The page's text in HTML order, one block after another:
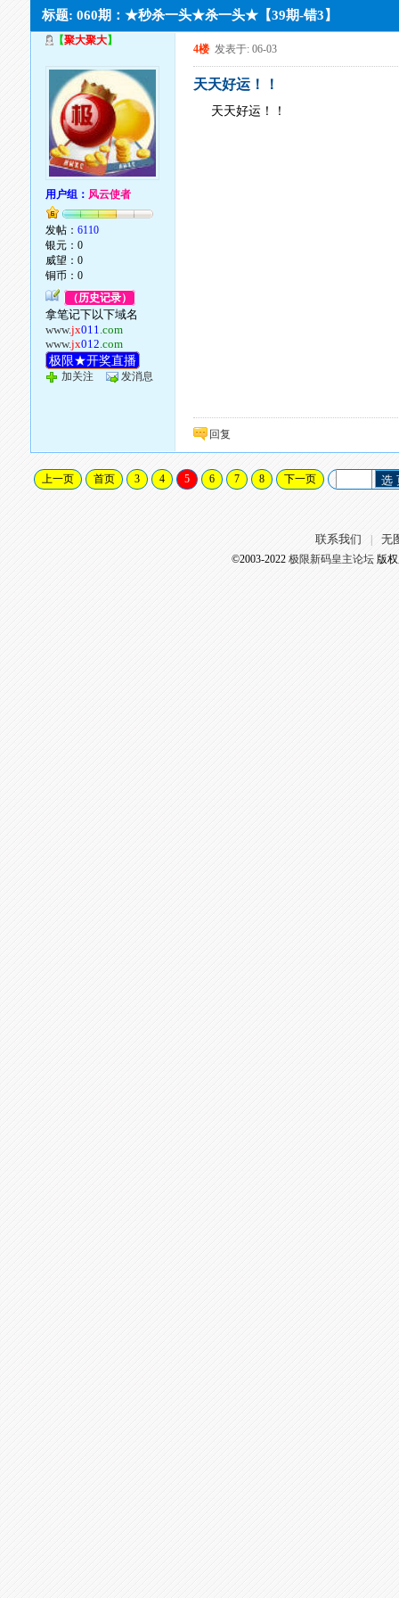
标题: 060期：★秒杀一头★杀一头★【39期-错3】
【聚大聚大】
用户组： 风云使者
发帖：6110
银元：0
威望：0
铜币：0
（历史记录）
拿笔记下以下域名
www.jx011.com
www.jx012.com
极限★开奖直播
加关注 发消息
4楼 发表于: 06-03
天天好运！！
天天好运！！
回复
上一页 首页 3 4 5 6 7 8 下一页 选
联系我们 无
©2003-2022 极限新码皇主论坛版权